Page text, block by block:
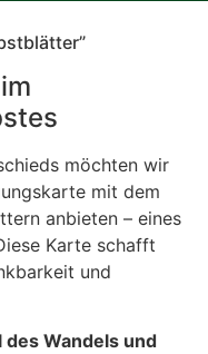
möchten wir
mit dem
anbieten – eines
Karte schafft
und
Wandels und